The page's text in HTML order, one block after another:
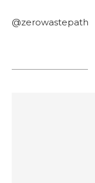
@zerowastepath